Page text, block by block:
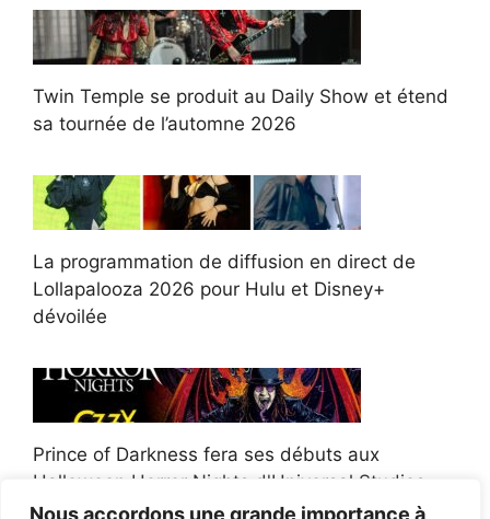
Nous accordons une grande importance à
Twin Temple se produit au Daily Show et étend
sa tournée de l’automne 2026
La programmation de diffusion en direct de
Lollapalooza 2026 pour Hulu et Disney+
dévoilée
Prince of Darkness fera ses débuts aux
Halloween Horror Nights d'Universal Studios